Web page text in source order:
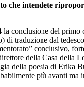
che intendete
conclusione del primo
di traduzione dal
conclusivo,
della Casa della
della poesia di Erika
più avanti ma